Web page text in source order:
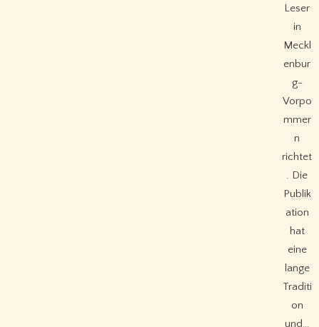
Leser
in
Meckl
enbur
g-
Vorpo
mmer
n
richtet
. Die
Publik
ation
hat
eine
lange
Traditi
on
und…